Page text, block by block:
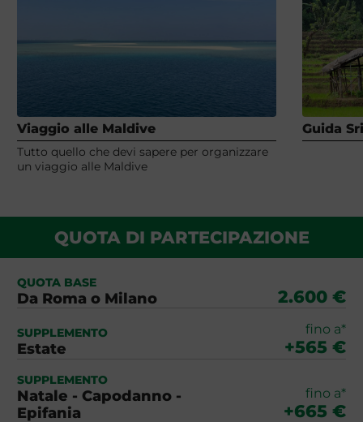
Viaggio alle Maldive
Tutto quello che devi sapere per organizzare
un viaggio alle Maldive
Guida
QUOTA DI PARTECIPAZIONE
QUOTA BASE
Da Roma o Milano 2.600 €
SUPPLEMENTO
Estate
fino a*
+565 €
SUPPLEMENTO
Natale - Capodanno -
Epifania
fino a*
+665 €